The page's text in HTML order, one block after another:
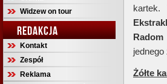
Widzew on tour
REDAKCJA
Kontakt
Zespół
Reklama
Radom
Żółte